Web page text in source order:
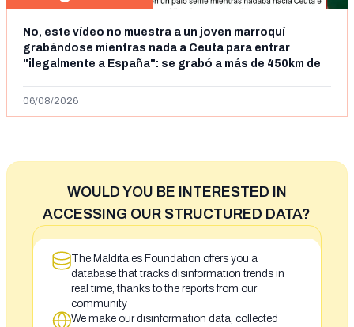
No, este vídeo no muestra a un joven marroquí
grabándose mientras nada a Ceuta para entrar
"ilegalmente a España": se grabó a más de 450km de
06/08/2026
WOULD YOU BE INTERESTED IN
ACCESSING OUR STRUCTURED DATA?
The Maldita.es Foundation offers you a
database that tracks disinformation trends in
real time, thanks to the reports from our
community
We make our disinformation data, collected